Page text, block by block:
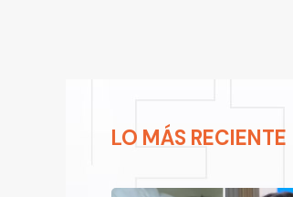
LO MÁS RECIENTE